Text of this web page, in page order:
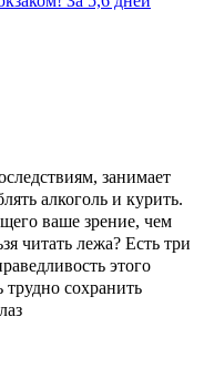
занимает
алкоголь и курить.
ваше зрение, чем
читать лежа? Есть три
этого
сохранить